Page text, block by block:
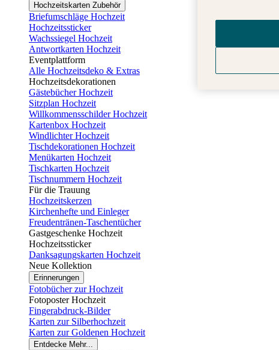
Hochzeitskarten Zubehör
Briefumschläge Hochzeit
Hochzeitssticker
Wachssiegel Hochzeit
Antwortkarten Hochzeit
Eventplattform
Alle Hochzeitsdeko & Extras
Hochzeitsdekorationen
Gästebücher Hochzeit
Sitzplan Hochzeit
Willkommensschilder Hochzeit
Kartenbox Hochzeit
Windlichter Hochzeit
Tischdekorationen Hochzeit
Menükarten Hochzeit
Tischkarten Hochzeit
Tischnummern Hochzeit
Für die Trauung
Hochzeitskerzen
Kirchenhefte und Einleger
Freudentränen-Taschentücher
Gastgeschenke Hochzeit
Hochzeitssticker
Danksagungskarten Hochzeit
Neue Kollektion
Erinnerungen
Fotobücher zur Hochzeit
Fotoposter Hochzeit
Fingerabdruck-Bilder
Karten zur Silberhochzeit
Karten zur Goldenen Hochzeit
Entdecke Mehr...